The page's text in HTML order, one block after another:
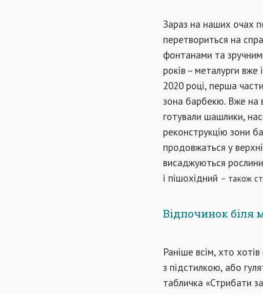
Зараз на наших очах
перетвориться на
фонтанами та
років – металурги
2020 році, перша
зона барбекю. Вже на
готували шашлики,
реконструкцію зони
продовжаться у
висаджуються
і пішохідний – також
Відпочинок біля
Раніше всім, хто
з підстилкою, або
табличка «Стрибати